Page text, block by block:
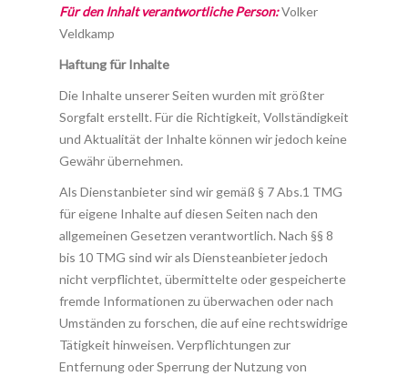
Für den Inhalt verantwortliche Person:Volker
Veldkamp
Haftung für Inhalte
Die Inhalte unserer Seiten wurden mit größter
Sorgfalt erstellt. Für die Richtigkeit, Vollständigkeit
und Aktualität der Inhalte können wir jedoch keine
Gewähr übernehmen.
Als Dienstanbieter sind wir gemäß § 7 Abs.1 TMG
für eigene Inhalte auf diesen Seiten nach den
allgemeinen Gesetzen verantwortlich. Nach §§ 8
bis 10 TMG sind wir als Diensteanbieter jedoch
nicht verpflichtet, übermittelte oder gespeicherte
fremde Informationen zu überwachen oder nach
Umständen zu forschen, die auf eine rechtswidrige
Tätigkeit hinweisen. Verpflichtungen zur
Entfernung oder Sperrung der Nutzung von